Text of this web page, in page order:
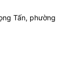
Tấn, phường